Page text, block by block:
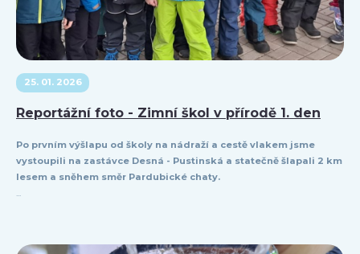
25. 01. 2026
Reportážní foto - Zimní škol v přírodě 1. den
Po prvním výšlapu od školy na nádraží a cestě vlakem jsme
vystoupili na zastávce Desná - Pustinská a statečně šlapali 2 km
lesem a sněhem směr Pardubické chaty.
...